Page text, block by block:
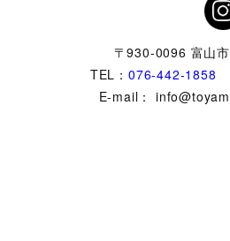
〒930-0096 富山
TEL： 076-442-1858
E-mail：